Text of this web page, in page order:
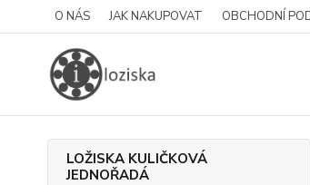
O NÁS JAK NAKUPOVAT OBCHODNÍ
LOŽISKA KULIČKOVÁ
JEDNOŘADÁ